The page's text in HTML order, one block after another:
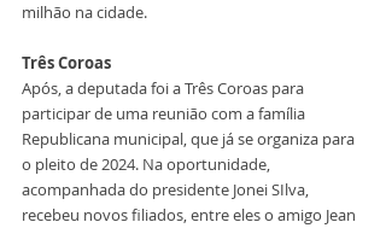
milhão na cidade.
Três Coroas
Após, a deputada foi a Três Coroas para
participar de uma reunião com a família
Republicana municipal, que já se organiza para
o pleito de 2024. Na oportunidade,
acompanhada do presidente Jonei SIlva,
recebeu novos filiados, entre eles o amigo Jean